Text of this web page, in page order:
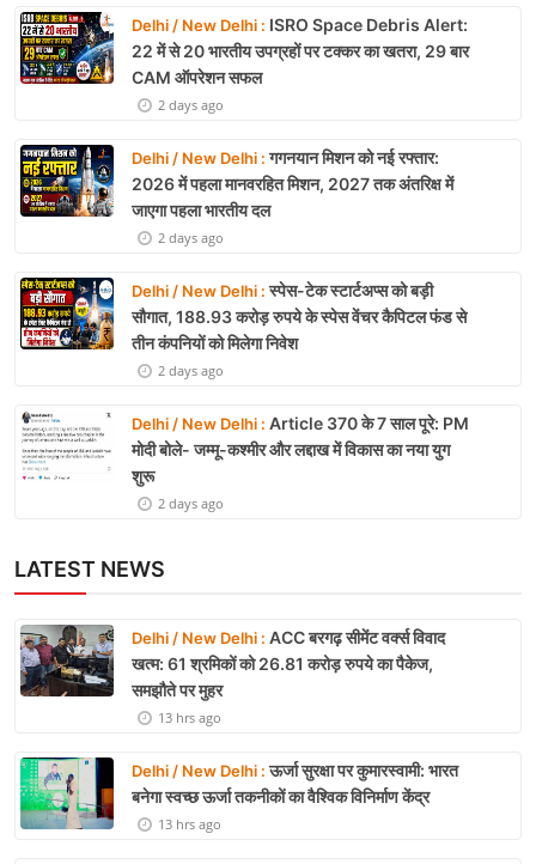
Delhi / New Delhi : ISRO Space Debris Alert:
22 में से 20 भारतीय उपग्रहों पर टक्कर का खतरा, 29 बार
CAM ऑपरेशन सफल
2 days ago
Delhi / New Delhi :गगनयान मिशन को नई रफ्तार:
2026 में पहला मानवरहित मिशन, 2027 तक अंतरिक्ष में
जाएगा पहला भारतीय दल
2 days ago
Delhi / New Delhi :स्पेस-टेक स्टार्टअप्स को बड़ी
सौगात, 188.93 करोड़ रुपये के स्पेस वेंचर कैपिटल फंड से
तीन कंपनियों को मिलेगा निवेश
2 days ago
Delhi / New Delhi : Article 370 के 7 साल पूरे: PM
मोदी बोले- जम्मू-कश्मीर और लद्दाख में विकास का नया युग
शुरू
2 days ago
LATEST NEWS
Delhi / New Delhi : ACC बरगढ़ सीमेंट वर्क्स विवाद
खत्म: 61 श्रमिकों को 26.81 करोड़ रुपये का पैकेज,
समझौते पर मुहर
13 hrs ago
Delhi / New Delhi :ऊर्जा सुरक्षा पर कुमारस्वामी: भारत
बनेगा स्वच्छ ऊर्जा तकनीकों का वैश्विक विनिर्माण केंद्र
13 hrs ago